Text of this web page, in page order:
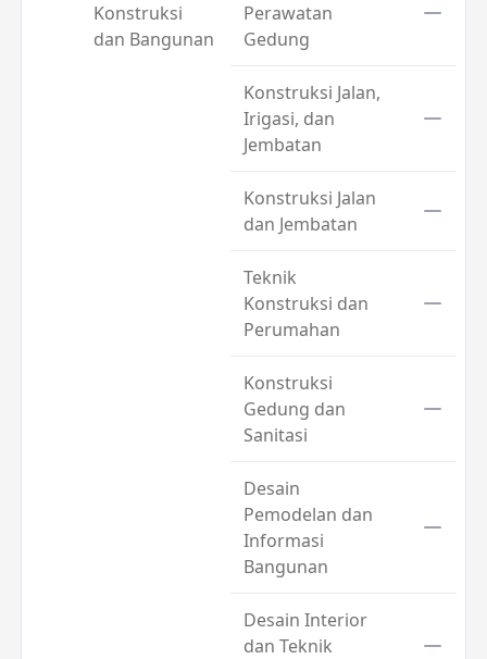
Konstruksi
dan Bangunan
Perawatan
Gedung
Konstruksi Jalan,
Irigasi, dan
Jembatan
Konstruksi Jalan
dan Jembatan
Teknik
Konstruksi dan
Perumahan
Konstruksi
Gedung dan
Sanitasi
Desain
Pemodelan dan
Informasi
Bangunan
Desain Interior
dan Teknik